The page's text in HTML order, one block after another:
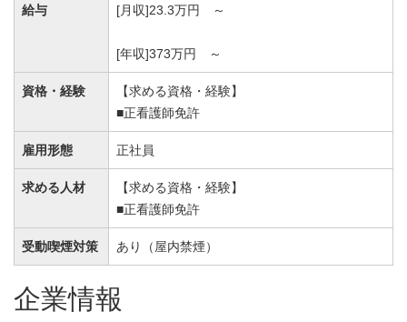
給与 [月収]23.3万円 ～
[年収]373万円 ～
資格・経験
【求める資格・経験】
■正看護師免許
雇用形態 正社員
求める人材
【求める資格・経験】
■正看護師免許
受動喫煙対策 あり（屋内禁煙）
企業情報